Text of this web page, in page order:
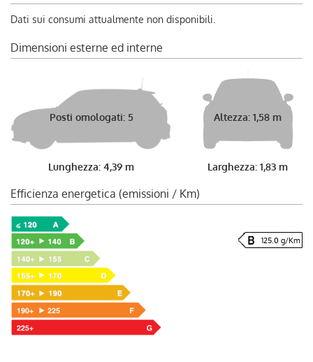
Dati sui consumi attualmente non disponibili.
Dimensioni esterne ed interne
Posti omologati: 5
Lunghezza: 4,39 m
Altezza: 1,58 m
Larghezza: 1,83 m
Efficienza energetica (emissioni / Km)
125.0 g/Km